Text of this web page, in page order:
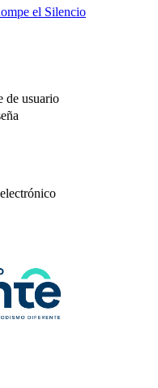
el Silencio
de usuario